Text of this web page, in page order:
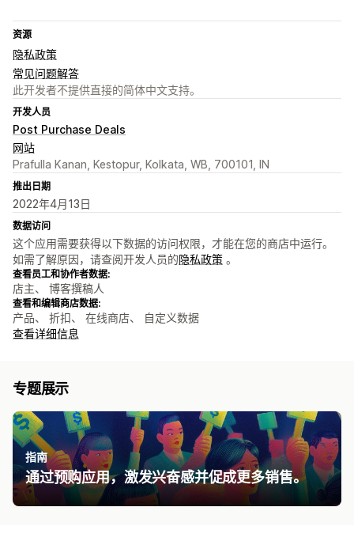
资源
隐私政策
常见问题解答
此开发者不提供直接的简体中文支持。
开发人员
Post Purchase Deals
网站
Prafulla Kanan, Kestopur, Kolkata, WB, 700101, IN
推出日期
2022年4月13日
数据访问
这个应用需要获得以下数据的访问权限，才能在您的商店中运行。
如需了解原因，请查阅开发人员的隐私政策 。
查看员工和协作者数据:
店主、 博客撰稿人
查看和编辑商店数据:
产品、 折扣、 在线商店、 自定义数据
查看详细信息
专题展示
指南
通过预购应用​，激发兴奋感并促成更多销售。